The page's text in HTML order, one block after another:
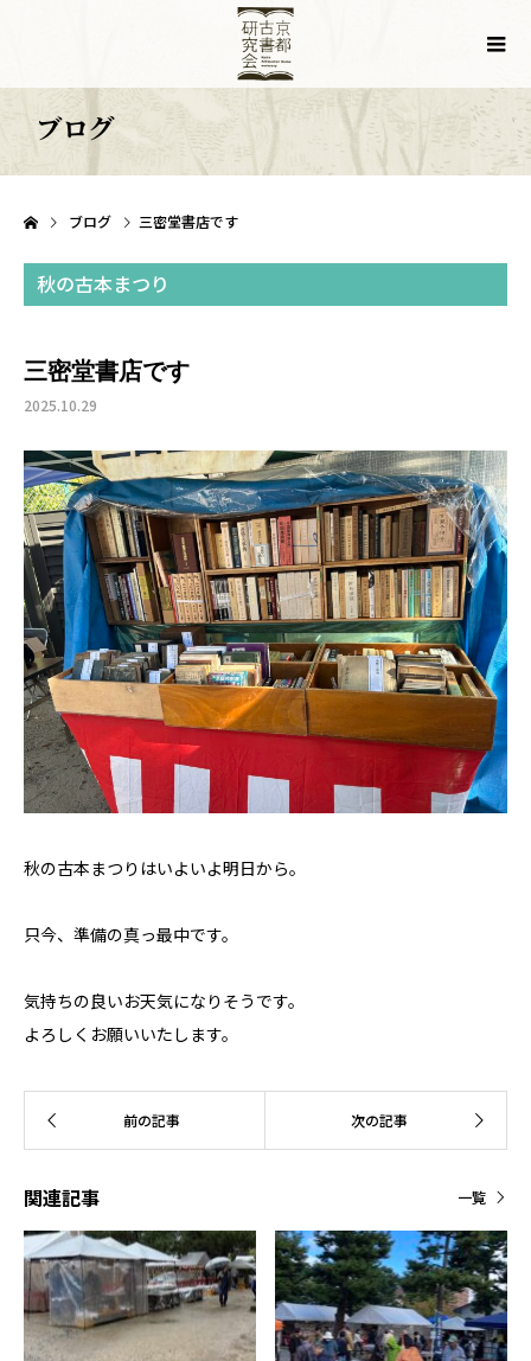
ブログ
ブログ 三密堂書店です
秋の古本まつり
三密堂書店です
2025.10.29
秋の古本まつりはいよいよ明日から。
只今、準備の真っ最中です。
気持ちの良いお天気になりそうです。
よろしくお願いいたします。
関連記事 一覧